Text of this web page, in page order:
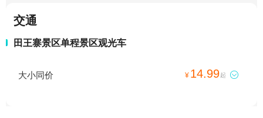
交通
田王寨景区单程景区观光车
大小同价 ¥ 14.99起 